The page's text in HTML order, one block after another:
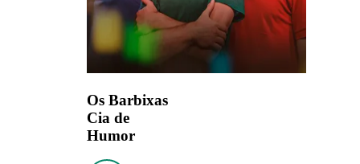
Os Barbixas
Cia de
Humor